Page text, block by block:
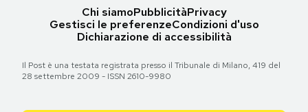
Chi siamoPubblicitàPrivacy
Gestisci le preferenzeCondizioni d'uso
Dichiarazione di accessibilità
Il Post è una testata registrata presso il Tribunale di Milano, 419 del
28 settembre 2009 - ISSN 2610-9980